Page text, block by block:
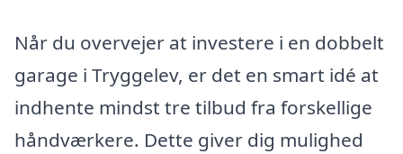
Når du overvejer at investere i en dobbelt
garage i Tryggelev, er det en smart idé at
indhente mindst tre tilbud fra forskellige
håndværkere. Dette giver dig mulighed